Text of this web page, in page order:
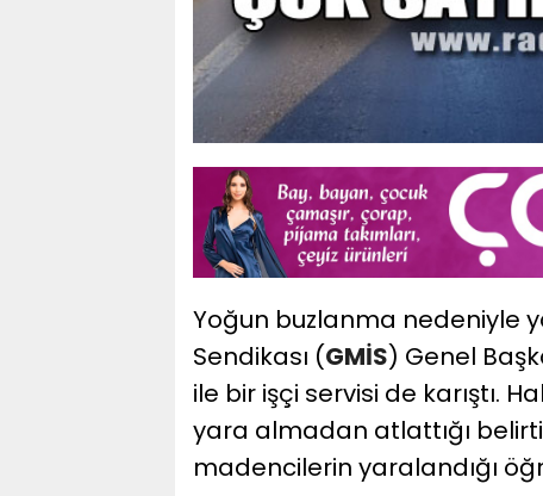
Yoğun buzlanma nedeniyle
Sendikası (GMİS) Genel
ile bir işçi servisi de karıştı.
yara almadan atlattığı
madencilerin yaralandığı